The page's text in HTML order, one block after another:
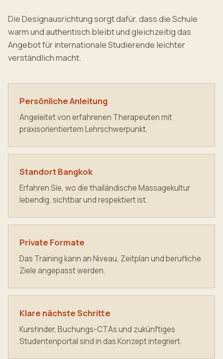
Die Designausrichtung sorgt dafür, dass die Schule
warm und authentisch bleibt und gleichzeitig das
Angebot für internationale Studierende leichter
verständlich macht.
Persönliche Anleitung
Angeleitet von erfahrenen Therapeuten mit
praxisorientiertem Lehrschwerpunkt.
Standort Bangkok
Erfahren Sie, wo die thailändische Massagekultur
lebendig, sichtbar und respektiert ist.
Private Formate
Das Training kann an Niveau, Zeitplan und berufliche
Ziele angepasst werden.
Klare nächste Schritte
Kursfinder, Buchungs-CTAs und zukünftiges
Studentenportal sind in das Konzept integriert.